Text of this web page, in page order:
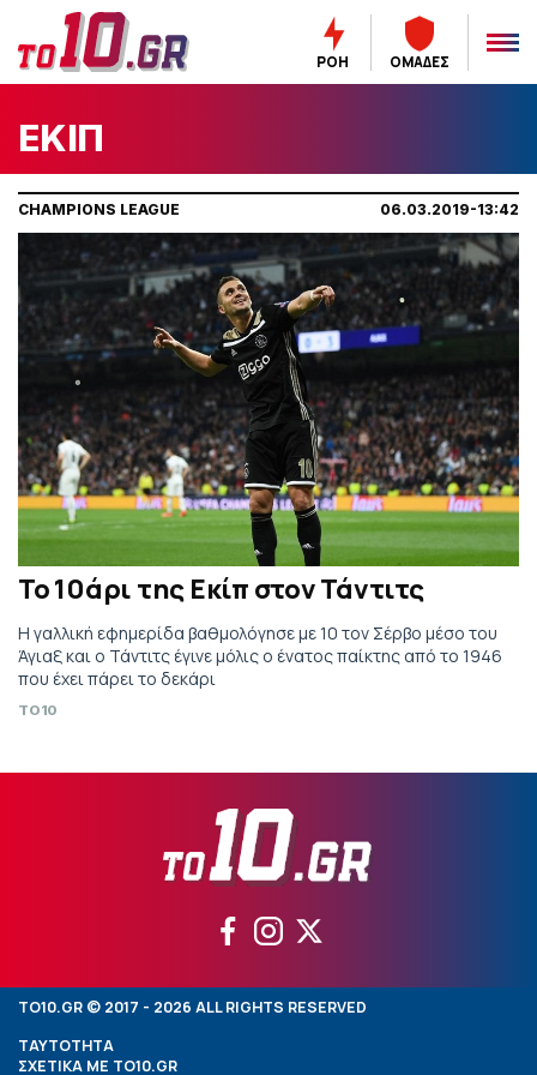
ΡΟΗ ΟΜΑΔΕΣ
ΕΚΙΠ
CHAMPIONS LEAGUE 06.03.2019-13:42
Το 10άρι της Εκίπ στον Τάντιτς
Η γαλλική εφημερίδα βαθμολόγησε με 10 τον Σέρβο μέσο του
Άγιαξ και ο Τάντιτς έγινε μόλις ο ένατος παίκτης από το 1946
που έχει πάρει το δεκάρι
TO10
TO10.GR © 2017 - 2026 ALL RIGHTS RESERVED
ΤΑΥΤΟΤΗΤΑ
ΣΧΕΤΙΚΑ ΜΕ TO10.GR